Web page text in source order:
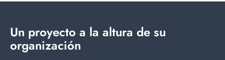
Un proyecto a la altura de su
organización